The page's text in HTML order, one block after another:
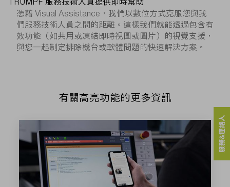
TRUMPF 服務技術人員提供即時幫助
憑藉 Visual Assistance，我們以數位方式克服您與我
們服務技術人員之間的距離。這樣我們就能透過包含有
效功能（如共用或凍結即時視圖或圖片）的視覺支援，
與您一起制定排除機台或軟體問題的快速解決方案。
有關高亮功能的更多資訊
服務&連絡人